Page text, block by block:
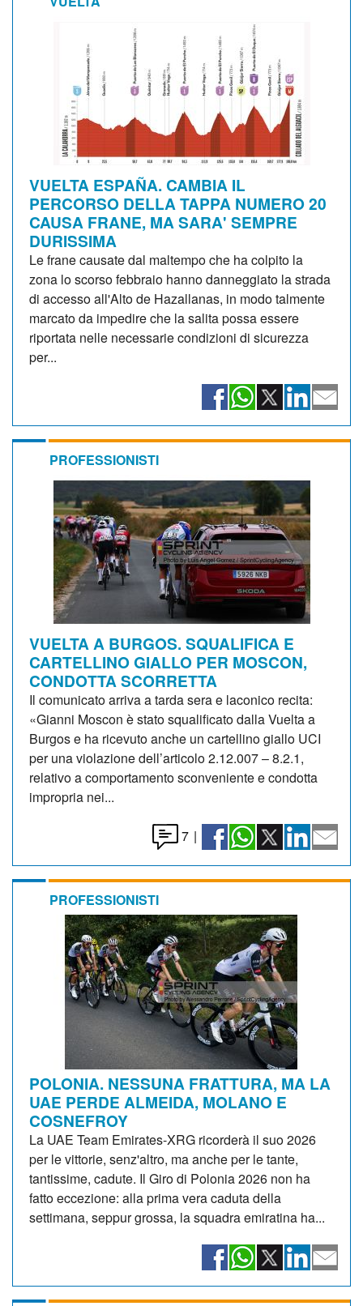
VUELTA ESPAÑA. CAMBIA IL
PERCORSO DELLA TAPPA NUMERO 20
CAUSA FRANE, MA SARA' SEMPRE
DURISSIMA
Le frane causate dal maltempo che ha colpito la
zona lo scorso febbraio hanno danneggiato la strada
di accesso all'Alto de Hazallanas, in modo talmente
marcato da impedire che la salita possa essere
riportata nelle necessarie condizioni di sicurezza
per...
PROFESSIONISTI
VUELTA A BURGOS. SQUALIFICA E
CARTELLINO GIALLO PER MOSCON,
CONDOTTA SCORRETTA
Il comunicato arriva a tarda sera e laconico recita:
«Gianni Moscon è stato squalificato dalla Vuelta a
Burgos e ha ricevuto anche un cartellino giallo UCI
per una violazione dell’articolo 2.12.007 – 8.2.1,
relativo a comportamento sconveniente e condotta
impropria nei...
7 |
PROFESSIONISTI
POLONIA. NESSUNA FRATTURA, MA LA
UAE PERDE ALMEIDA, MOLANO E
COSNEFROY
La UAE Team Emirates-XRG ricorderà il suo 2026
per le vittorie, senz'altro, ma anche per le tante,
tantissime, cadute. Il Giro di Polonia 2026 non ha
fatto eccezione: alla prima vera caduta della
settimana, seppur grossa, la squadra emiratina ha...